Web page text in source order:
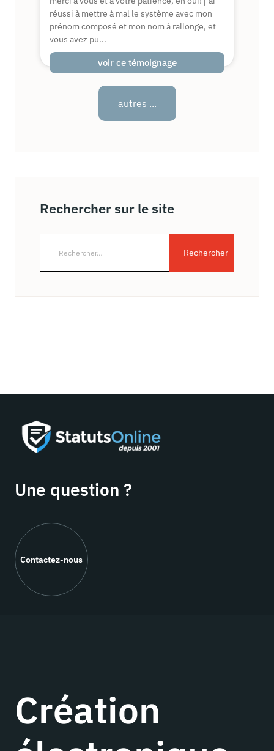
réussi à mettre à mal le système avec mon
prénom composé et mon nom à rallonge, et
vous avez pu...
voir ce témoignage
autres ...
Rechercher sur le site
Une question ?
Contactez-nous
Création